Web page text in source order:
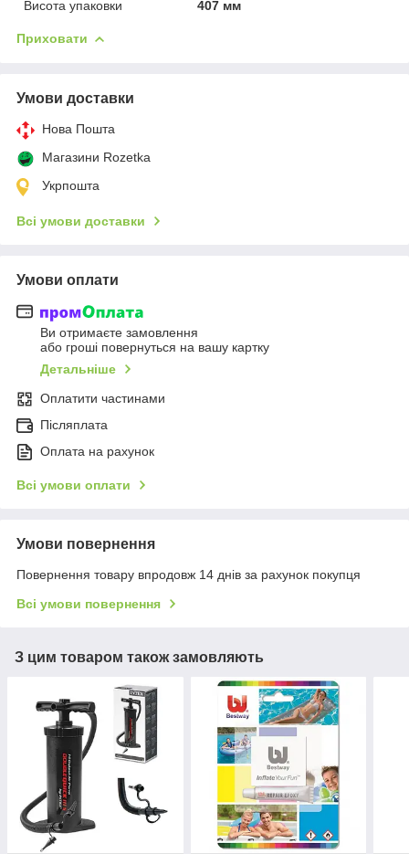
Висота упаковки 407 мм
Приховати
Умови доставки
Нова Пошта
Магазини Rozetka
Укрпошта
Всі умови доставки
Умови оплати
Ви отримаєте замовлення
або гроші повернуться на вашу картку
Детальніше
Оплатити частинами
Післяплата
Оплата на рахунок
Всі умови оплати
Умови повернення
Повернення товару впродовж 14 днів за рахунок покупця
Всі умови повернення
З цим товаром також замовляють